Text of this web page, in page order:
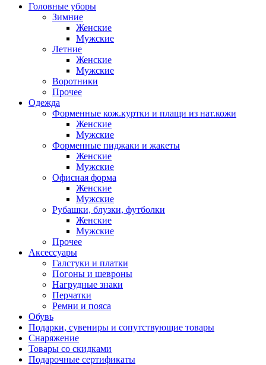
Головные уборы
Зимние
Женские
Мужские
Летние
Женские
Мужские
Воротники
Прочее
Одежда
Форменные кож.куртки и плащи из нат.кожи
Женские
Мужские
Форменные пиджаки и жакеты
Женские
Мужские
Офисная форма
Женские
Мужские
Рубашки, блузки, футболки
Женские
Мужские
Прочее
Аксессуары
Галстуки и платки
Погоны и шевроны
Нагрудные знаки
Перчатки
Ремни и пояса
Обувь
Подарки, сувениры и сопутствующие товары
Снаряжение
Товары со скидками
Подарочные сертификаты